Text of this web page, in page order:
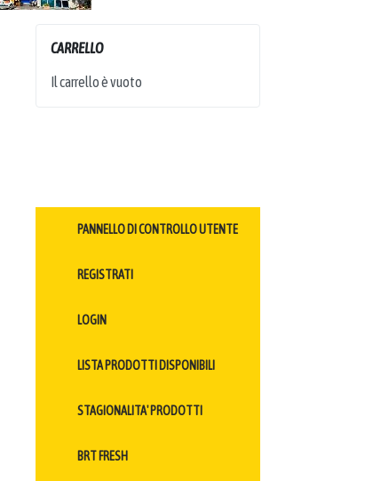
CARRELLO
Il carrello è vuoto
PANNELLO DI CONTROLLO UTENTE
REGISTRATI
LOGIN
LISTA PRODOTTI DISPONIBILI
STAGIONALITA' PRODOTTI
BRT FRESH